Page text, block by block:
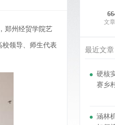
郑州经贸学院艺
领导、师生代表
文
最近文章
硬核
赛乡
涵林